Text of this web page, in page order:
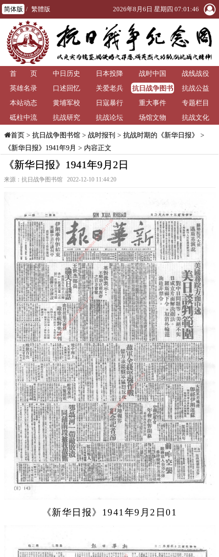
简体版 / 繁體版 2026年8月6日 星期四 07:01:47
首 页 中日历史 日本投降 战时中国
战线战役
英雄名录
口述回忆 关爱老兵
抗日战争图书
馆
抗战公益
本站动态
黄埔军校 日寇暴行 重大事件
专题栏目
砥柱中流
抗战研究 抗战论坛 场馆文物 抗战文化
首页> 抗日战争图书馆> 战时报刊 > 抗战时期的《新华日报》
>
《新华日报》1941年9月 > 内容正文
《新华日报》1941年9月2日
来源：抗日战争图书馆 2022-12-10 11:44:20
《新华日报》1941年9月2日01